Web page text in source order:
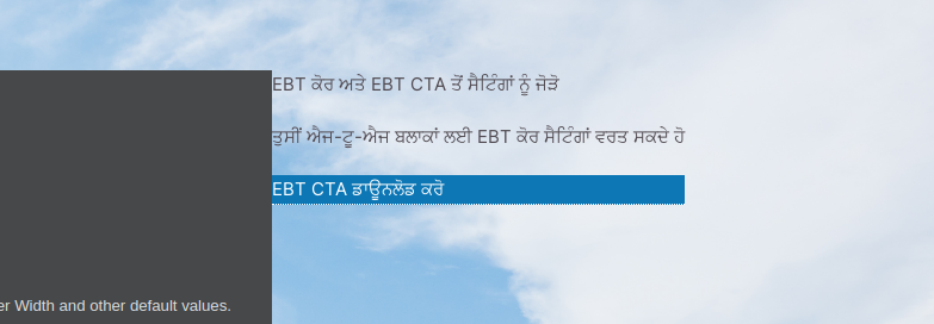
EBT ਕੋਰ ਅਤੇ EBT CTA ਤੋਂ ਸੈਟਿੰਗਾਂ ਨੂੰ ਜੋੜੋ
ਤੁਸੀਂ ਐਜ-ਟੂ-ਐਜ ਬਲਾਕਾਂ ਲਈ EBT ਕੋਰ ਸੈਟਿੰਗਾਂ ਵਰਤ ਸਕਦੇ ਹੋ
EBT CTA ਡਾਊਨਲੋਡ ਕਰੋ